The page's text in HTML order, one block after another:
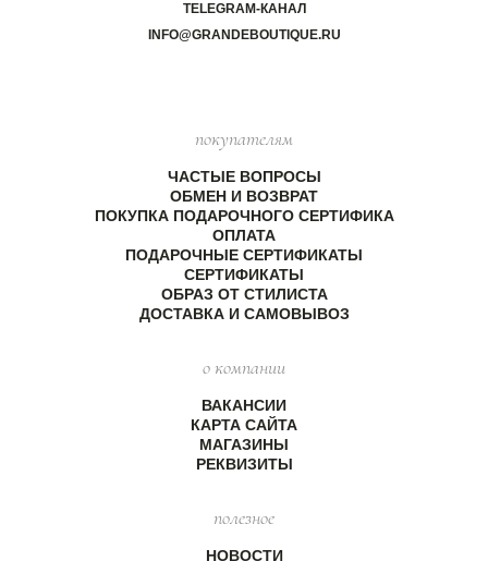
TELEGRAM-КАНАЛ
INFO@GRANDEBOUTIQUE.RU
покупателям
ЧАСТЫЕ ВОПРОСЫ
ОБМЕН И ВОЗВРАТ
ПОКУПКА ПОДАРОЧНОГО СЕРТИФИКА
ОПЛАТА
ПОДАРОЧНЫЕ СЕРТИФИКАТЫ
СЕРТИФИКАТЫ
ОБРАЗ ОТ СТИЛИСТА
ДОСТАВКА И САМОВЫВОЗ
о компании
ВАКАНСИИ
КАРТА САЙТА
МАГАЗИНЫ
РЕКВИЗИТЫ
полезное
НОВОСТИ